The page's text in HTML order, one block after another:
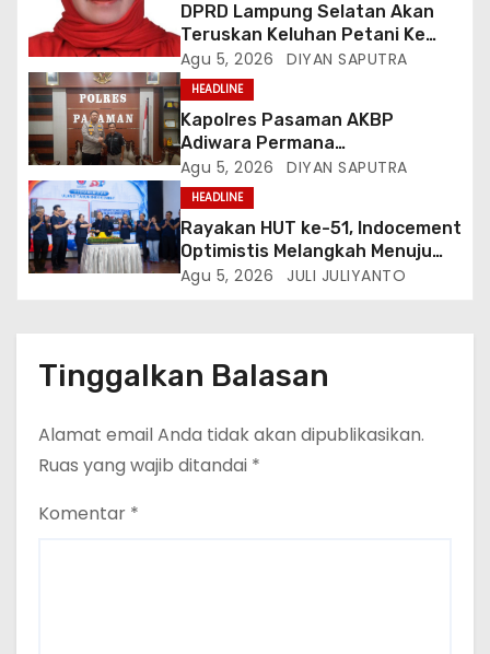
DPRD Lampung Selatan Akan
Teruskan Keluhan Petani Ke
Dinas Terkait, Minta Audit
Penyaluran Pupuk Bersubsidi Di
Desa Budi Lestari
Agu 5, 2026 DIYAN SAPUTRA
HEADLINE
Kapolres Pasaman AKBP
Adiwara Permana
Anggawisastra S.I.K. Sambut
Kedatangan Kepala Cakrawala
Tv Sumatera Barat
Agu 5, 2026 DIYAN SAPUTRA
HEADLINE
Rayakan HUT ke-51, Indocement
Optimistis Melangkah Menuju
Masa Depan Lebih Hijau
Agu 5, 2026 JULI JULIYANTO
Tinggalkan Balasan
Alamat email Anda tidak akan dipublikasikan.
Ruas yang wajib ditandai *
Komentar *